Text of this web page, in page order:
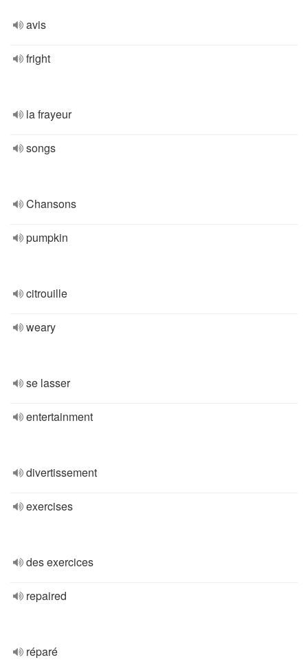
avis
fright
la frayeur
songs
Chansons
pumpkin
citrouille
weary
se lasser
entertainment
divertissement
exercises
des exercices
repaired
réparé